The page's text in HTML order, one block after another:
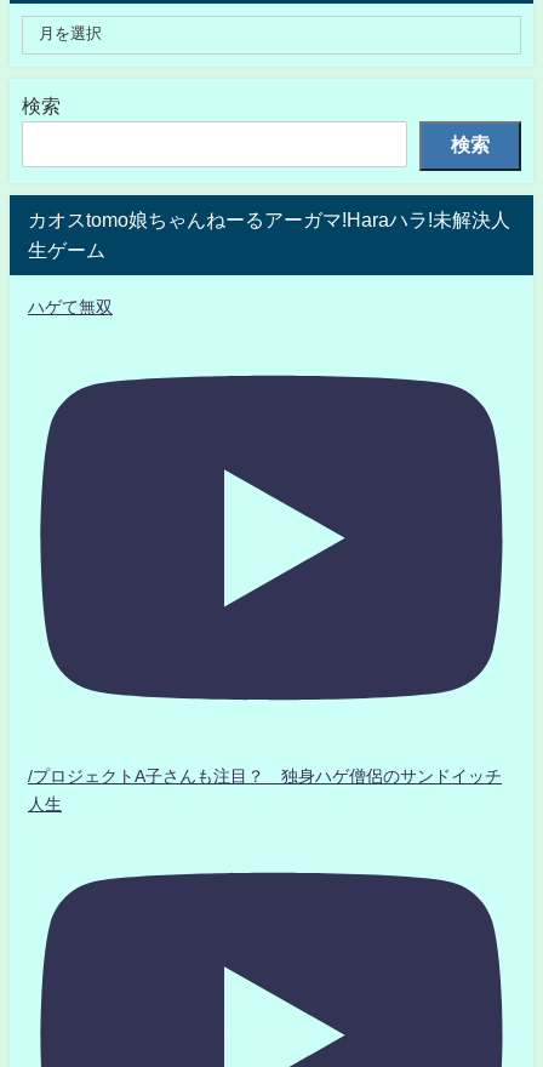
検索
検索
カオスtomo娘ちゃんねーるアーガマ!Haraハラ!未解決人
生ゲーム
ハゲて無双
/プロジェクトA子さんも注目？ 独身ハゲ僧侶のサンドイッチ
人生